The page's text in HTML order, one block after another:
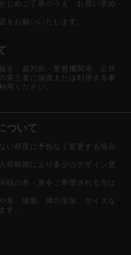
じめご了承のうえ、お買い求め
をお願いいたします。
を、裁判所・警察機関等、公共
第三者に譲渡または利用する事
用ください。
ついて
い程度に予告なく変更する場合
荷時期により多少のデザイン変
様の色・形をご希望される方は
形、縫製、脚の形状、サイズな
す。